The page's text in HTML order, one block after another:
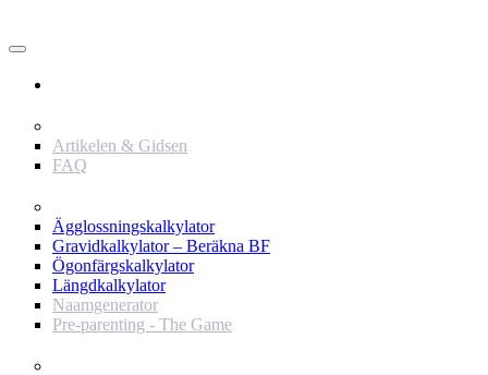
Artikelen & Gidsen
FAQ
Ägglossningskalkylator
Gravidkalkylator – Beräkna BF
Ögonfärgskalkylator
Längdkalkylator
Naamgenerator
Pre-parenting - The Game